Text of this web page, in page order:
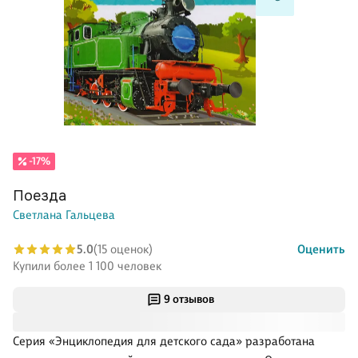
9 отзывов
Серия «Энциклопедия для детского сада» разработана
-17%
Поезда
Светлана Гальцева
5.0(15 оценок)
Оценить
Купили более 1 100 человек